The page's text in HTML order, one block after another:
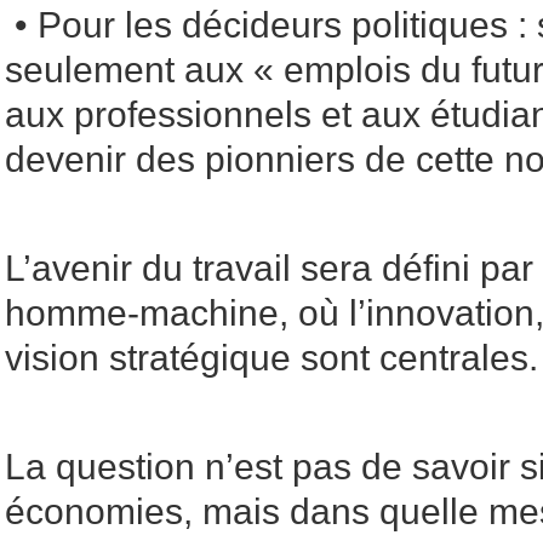
• Pour les décideurs politiques
seulement aux « emplois du
aux professionnels et aux
devenir des pionniers de cette
L’avenir du travail sera défini
homme-machine, où
vision stratégique sont centrales.
La question n’est pas de savoir
économies, mais dans quelle